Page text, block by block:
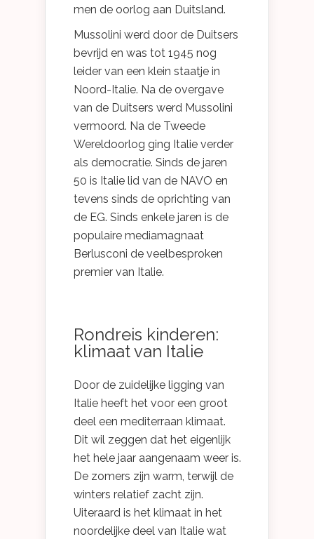
men de oorlog aan Duitsland.
Mussolini werd door de Duitsers
bevrijd en was tot 1945 nog
leider van een klein staatje in
Noord-Italie. Na de overgave
van de Duitsers werd Mussolini
vermoord. Na de Tweede
Wereldoorlog ging Italie verder
als democratie. Sinds de jaren
50 is Italie lid van de NAVO en
tevens sinds de oprichting van
de EG. Sinds enkele jaren is de
populaire mediamagnaat
Berlusconi de veelbesproken
premier van Italie.
Rondreis kinderen:
klimaat van Italie
Door de zuidelijke ligging van
Italie heeft het voor een groot
deel een mediterraan klimaat.
Dit wil zeggen dat het eigenlijk
het hele jaar aangenaam weer is.
De zomers zijn warm, terwijl de
winters relatief zacht zijn.
Uiteraard is het klimaat in het
noordelijke deel van Italie wat